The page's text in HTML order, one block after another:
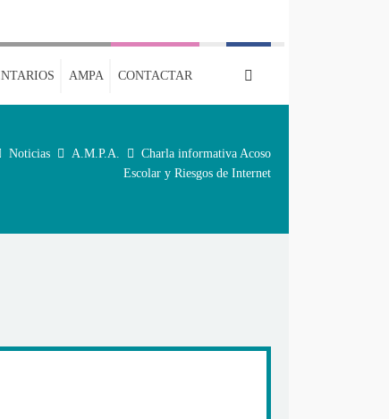
AMPA CONTACTAR
Noticias A.M.P.A.
Charla informativa Acoso
Escolar y Riesgos de Internet